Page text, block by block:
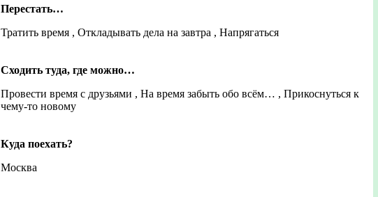
Перестать…
Тратить время , Откладывать дела на завтра , Напрягаться
Сходить туда, где можно…
Провести время с друзьями , На время забыть обо всём… , Прикоснуться к
чему-то новому
Куда поехать?
Москва